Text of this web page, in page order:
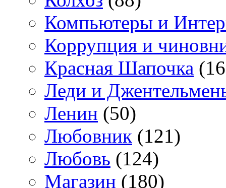
Компьютеры и
Коррупция и
Красная Шапочка
Леди и
Ленин (50)
Любовник (121)
Любовь (124)
Магазин (180)